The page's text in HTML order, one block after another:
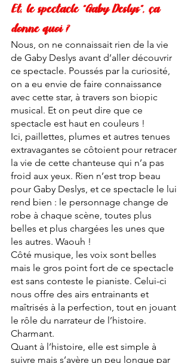
Et, le spectacle “Gaby Deslys”, ça
donne quoi ?
Nous, on ne connaissait rien de la vie
de Gaby Deslys avant d’aller découvrir
ce spectacle. Poussés par la curiosité,
on a eu envie de faire connaissance
avec cette star, à travers son biopic
musical. Et on peut dire que ce
spectacle est haut en couleurs !
Ici, paillettes, plumes et autres tenues
extravagantes se côtoient pour retracer
la vie de cette chanteuse qui n’a pas
froid aux yeux. Rien n’est trop beau
pour Gaby Deslys, et ce spectacle le lui
rend bien : le personnage change de
robe à chaque scène, toutes plus
belles et plus chargées les unes que
les autres. Waouh !
Côté musique, les voix sont belles
mais le gros point fort de ce spectacle
est sans conteste le pianiste. Celui-ci
nous offre des airs entrainants et
maîtrisés à la perfection, tout en jouant
le rôle du narrateur de l’histoire.
Charmant.
Quant à l’histoire, elle est simple à
suivre mais s’avère un peu longue par